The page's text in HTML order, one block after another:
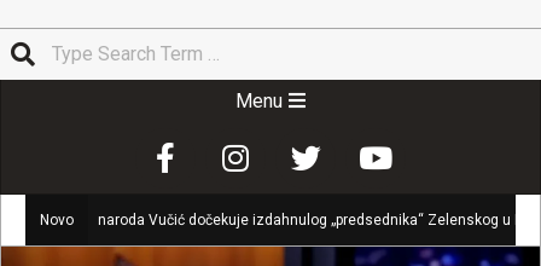
Menu
NovoVučić dočekuje izdahnulog „predsednika“ Zelenskog u Beogradu